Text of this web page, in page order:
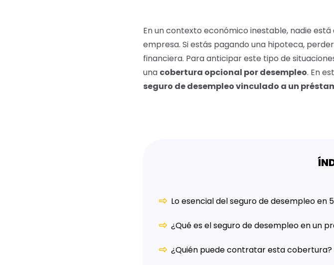
En un contexto económico inestable, nadie
empresa. Si estás pagando una hipoteca,
financiera. Para anticipar este tipo de
una cobertura opcional por desempleo. En
seguro de desempleo vinculado a un
Lo esencial del seguro de desempleo en
¿Qué es el seguro de desempleo en un
¿Quién puede contratar esta cobertura?